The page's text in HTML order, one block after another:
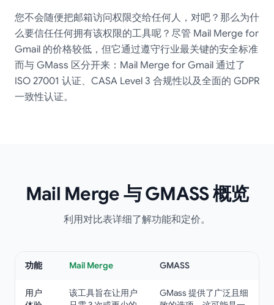
您不会随便把邮箱访问权限交给任何人，对吧？那么为什
么要信任任何拥有该权限的工具呢？尽管 Mail Merge for
Gmail 的价格较低，但它通过遵守行业最关键的安全标准
而与 GMass 区分开来：Mail Merge for Gmail 通过了
ISO 27001 认证、CASA Level 3 合规性以及全面的 GDPR
一致性认证。
Mail Merge 与 GMASS 概览
利用对比表详细了解功能和定价。
功能 Mail Merge GMASS
用户
该工具旨在让用户
GMass 提供了广泛且细